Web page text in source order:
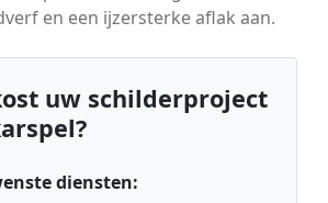
en een ijzersterke aflak aan.
uw schilderproject
diensten: